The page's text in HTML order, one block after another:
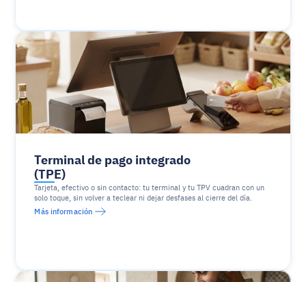
Terminal de pago integrado
(TPE)
Tarjeta, efectivo o sin contacto: tu terminal y tu TPV cuadran con un
solo toque, sin volver a teclear ni dejar desfases al cierre del día.
Más información